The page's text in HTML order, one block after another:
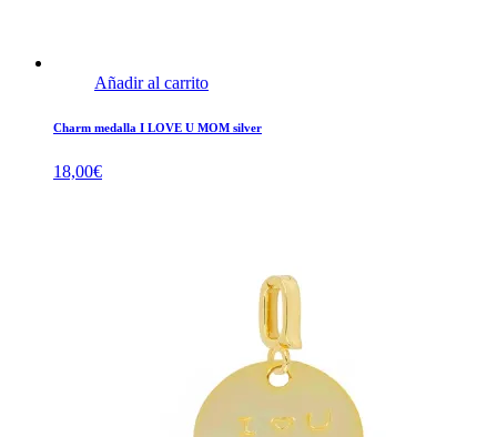
Añadir al carrito
Charm medalla I LOVE U MOM silver
18,00€